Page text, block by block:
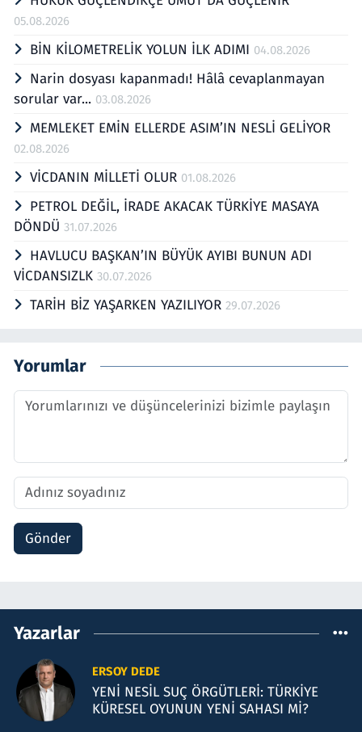
05.08.2026
BİN KİLOMETRELİK YOLUN İLK ADIMI 04.08.2026
Narin dosyası kapanmadı! Hâlâ cevaplanmayan
sorular var... 03.08.2026
MEMLEKET EMİN ELLERDE ASIM’IN NESLİ GELİYOR
02.08.2026
VİCDANIN MİLLETİ OLUR 01.08.2026
PETROL DEĞİL, İRADE AKACAK TÜRKİYE MASAYA
DÖNDÜ 31.07.2026
HAVLUCU BAŞKAN’IN BÜYÜK AYIBI BUNUN ADI
VİCDANSIZLK 30.07.2026
TARİH BİZ YAŞARKEN YAZILIYOR 29.07.2026
Yorumlar
Gönder
Yazarlar
ERSOY DEDE
YENİ NESİL SUÇ ÖRGÜTLERİ: TÜRKİYE
KÜRESEL OYUNUN YENİ SAHASI Mİ?